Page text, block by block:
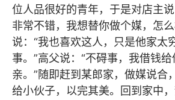
位人品很好的青年，于是对店主
非常不错，我想替你做个媒，怎
说：“我也喜欢这人，只是他家太
事。”高父说：“不碍事，我借钱
亲。”随即赶到某郎家，做媒说合
给小伙子，以完其美。回到家中